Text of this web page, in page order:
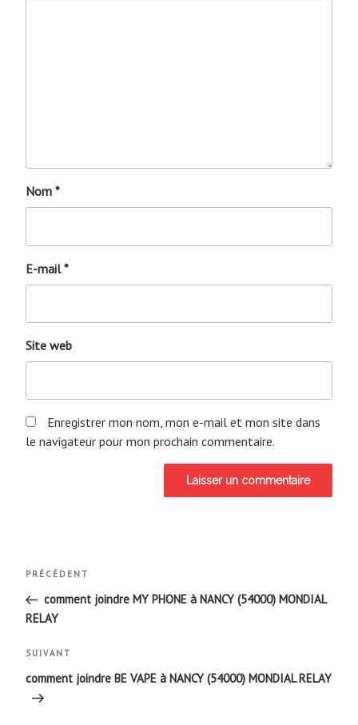
Nom *
E-mail*
Site web
Enregistrer mon nom, mon e-mail et mon site dans
le navigateur pour mon prochain commentaire.
Navigation
de
l’article
Article
précédent
PRÉCÉDENT
comment joindre MY PHONE à NANCY (54000) MONDIAL
RELAY
Article
suivant
SUIVANT
comment joindre BE VAPE à NANCY (54000) MONDIAL RELAY